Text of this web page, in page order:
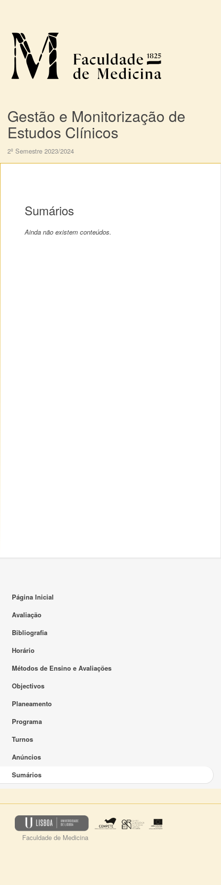
Gestão e Monitorização de
Estudos Clínicos
2º Semestre 2023/2024
Sumários
Ainda não existem conteúdos.
Página Inicial
Avaliação
Bibliografia
Horário
Métodos de Ensino e Avaliações
Objectivos
Planeamento
Programa
Turnos
Anúncios
Sumários
Faculdade de Medicina